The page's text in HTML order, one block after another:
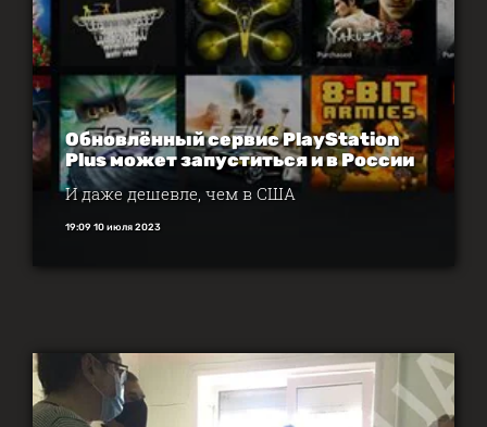
Обновлённый сервис PlayStation
Plus может запуститься и в России
И даже дешевле, чем в США
19:09 10 июля 2023